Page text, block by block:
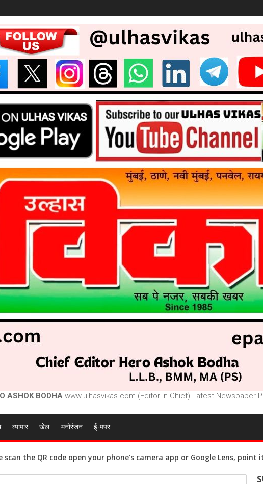
ASHOK BODHA www.ulhasvikas.com (Editor in Chief) Latest Newspaper
व्यापार खेल मनोरंजन ई-पपर
scan the QR code open your phone's camera app or Google Lens,